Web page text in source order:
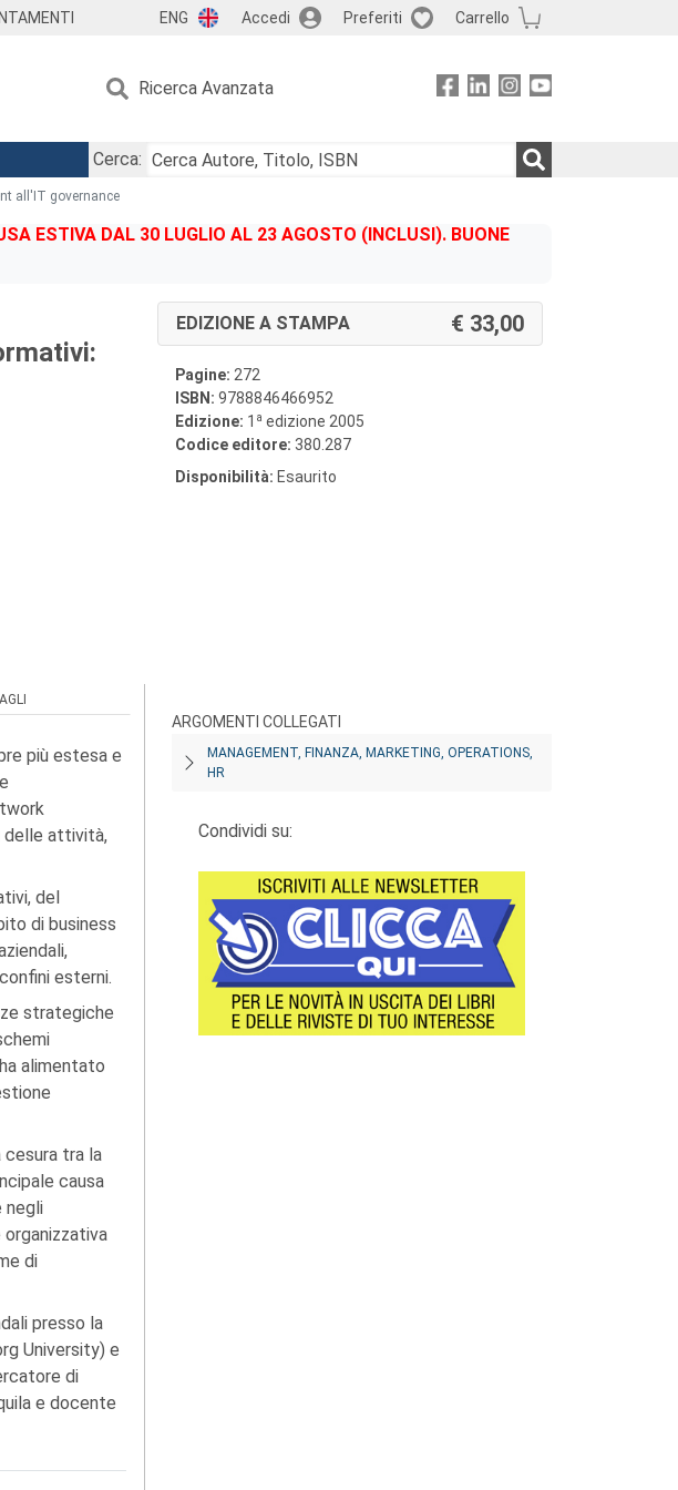
ENG Accedi Preferiti Carrello
Ricerca Avanzata
Cerca:
all'IT governance
ESTIVA DAL 30 LUGLIO AL 23 AGOSTO (INCLUSI). BUONE
EDIZIONE A STAMPA 33,00
Pagine: 272
ISBN: 9788846466952
Edizione: 1 a edizione 2005
Codice editore: 380.287
Disponibilità: Esaurito
più estesa e
delle attività,
del
di business
esterni.
strategiche
alimentato
tra la
causa
negli
di
presso la
University) e
di
e docente
ARGOMENTI COLLEGATI
MANAGEMENT, FINANZA, MARKETING, OPERATIONS,
HR
Condividi su: